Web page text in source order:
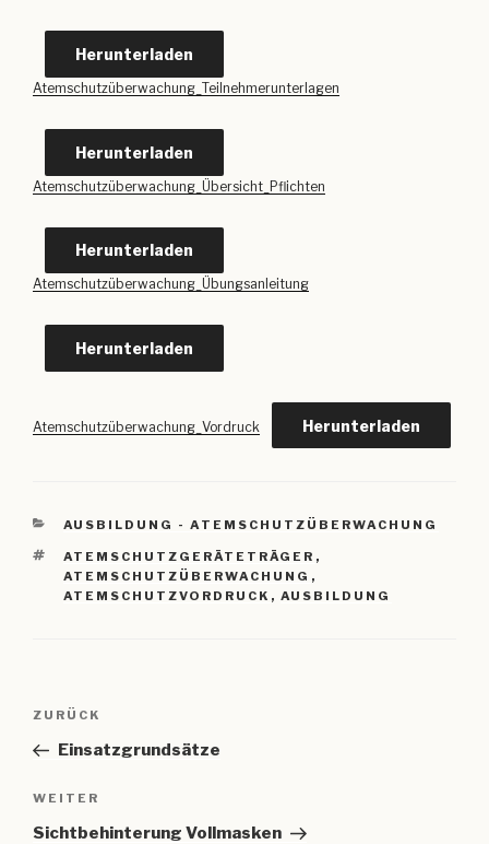
Herunterladen
Atemschutzüberwachung_Teilnehmerunterlagen
Herunterladen
Atemschutzüberwachung_Übersicht_Pflichten
Herunterladen
Atemschutzüberwachung_Übungsanleitung
Herunterladen
Atemschutzüberwachung_Vordruck Herunterladen
KATEGORIEN
AUSBILDUNG - ATEMSCHUTZÜBERWACHUNG
SCHLAGWÖRTER
ATEMSCHUTZGERÄTETRÄGER ,
ATEMSCHUTZÜBERWACHUNG ,
ATEMSCHUTZVORDRUCK , AUSBILDUNG
Beitragsnavigation
Vorheriger
Beitrag
ZURÜCK
Einsatzgrundsätze
Nächster
Beitrag
WEITER
Sichtbehinterung Vollmasken